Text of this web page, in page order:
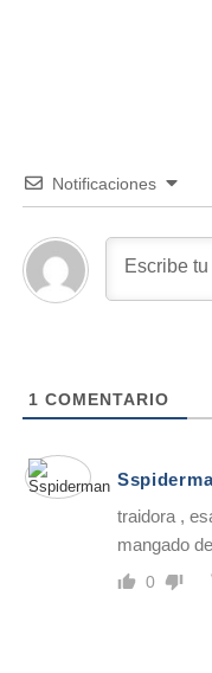
Notificaciones
1 COMENTARIO
traidora ,
mangado
0